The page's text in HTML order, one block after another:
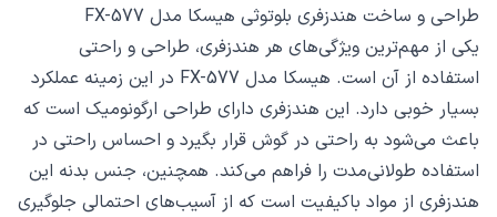
طراحی و ساخت هندزفری بلوتوثی هیسکا مدل FX-577
یکی از مهم‌ترین ویژگی‌های هر هندزفری، طراحی و راحتی
استفاده از آن است. هیسکا مدل FX-577 در این زمینه عملکرد
بسیار خوبی دارد. این هندزفری دارای طراحی ارگونومیک است که
باعث می‌شود به راحتی در گوش قرار بگیرد و احساس راحتی در
استفاده طولانی‌مدت را فراهم می‌کند. همچنین، جنس بدنه این
هندزفری از مواد باکیفیت است که از آسیب‌های احتمالی جلوگیری